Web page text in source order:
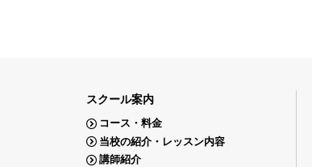
スクール案内
コース・料金
当校の紹介・レッスン内容
講師紹介